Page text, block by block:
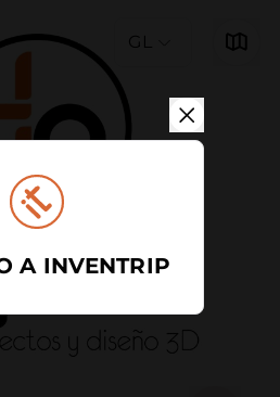
GL
A INVENTRIP